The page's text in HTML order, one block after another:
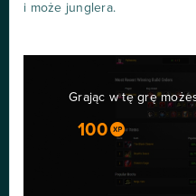
i może junglera.
Grając w tę grę
100